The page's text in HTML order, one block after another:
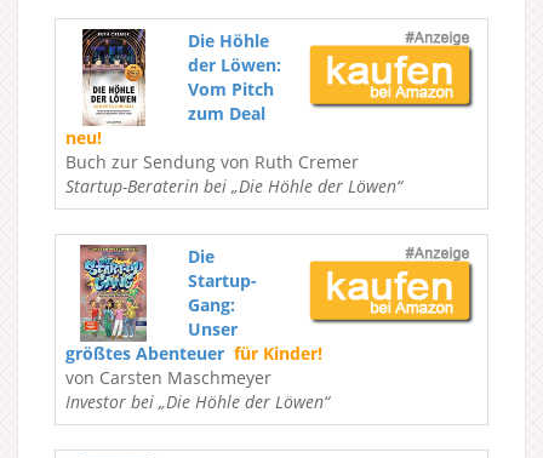
Die Höhle
der Löwen:
Vom Pitch
zum Deal
neu!
Buch zur Sendung von Ruth Cremer
Startup-Beraterin bei „Die Höhle der Löwen“
Die
Startup-
Gang:
Unser
größtes Abenteuer für Kinder!
von Carsten Maschmeyer
Investor bei „Die Höhle der Löwen“